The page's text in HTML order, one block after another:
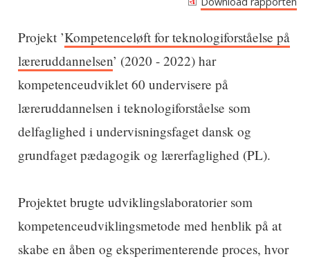
Projekt ’Kompetenceløft for teknologiforståelse på
læreruddannelsen’ (2020 - 2022) har
kompetenceudviklet 60 undervisere på
læreruddannelsen i teknologiforståelse som
delfaglighed i undervisningsfaget dansk og
grundfaget pædagogik og lærerfaglighed (PL).
Projektet brugte udviklingslaboratorier som
kompetenceudviklingsmetode med henblik på at
skabe en åben og eksperimenterende proces, hvor